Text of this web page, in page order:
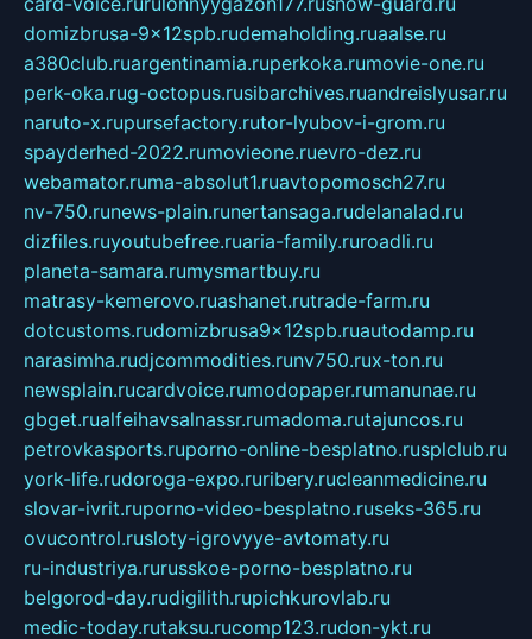
domizbrusa-9x12spb.rudemaholding.ruaalse.ru
a380club.ruargentinamia.ruperkoka.rumovie-one.ru
perk-oka.rug-octopus.rusibarchives.ruandreislyusar.ru
naruto-x.rupursefactory.rutor-lyubov-i-grom.ru
spayderhed-2022.rumovieone.ruevro-dez.ru
webamator.ruma-absolut1.ruavtopomosch27.ru
nv-750.runews-plain.runertansaga.rudelanalad.ru
dizfiles.ruyoutubefree.ruaria-family.ruroadli.ru
planeta-samara.rumysmartbuy.ru
matrasy-kemerovo.ruashanet.rutrade-farm.ru
dotcustoms.rudomizbrusa9x12spb.ruautodamp.ru
narasimha.rudjcommodities.runv750.rux-ton.ru
newsplain.rucardvoice.rumodopaper.rumanunae.ru
gbget.rualfeihavsalnassr.rumadoma.rutajuncos.ru
petrovkasports.ruporno-online-besplatno.rusplclub.ru
york-life.rudoroga-expo.ruribery.rucleanmedicine.ru
slovar-ivrit.ruporno-video-besplatno.ruseks-365.ru
ovucontrol.rusloty-igrovyye-avtomaty.ru
ru-industriya.rurusskoe-porno-besplatno.ru
belgorod-day.rudigilith.rupichkurovlab.ru
medic-today.rutaksu.rucomp123.rudon-ykt.ru